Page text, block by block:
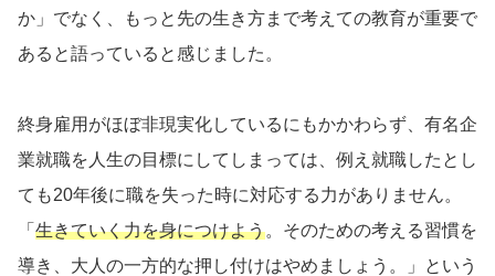
か」でなく、もっと先の生き方まで考えての教育が重要で
あると語っていると感じました。
終身雇用がほぼ非現実化しているにもかかわらず、有名企
業就職を人生の目標にしてしまっては、例え就職したとし
ても20年後に職を失った時に対応する力がありません。
「 生きていく力を身につけよう。そのための考える習慣を
導き、大人の一方的な押し付けはやめましょう。」という